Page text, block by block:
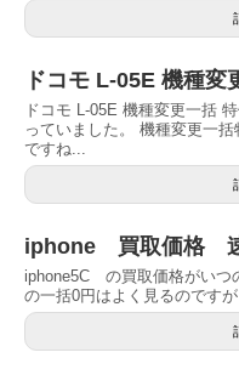
ドコモ L-05E 機種変
ドコモ L-05E 機種変更一括
っていました。 機種変更一
ですね...
iphone 買取価格
iphone5C の買取価格がいつ
の一括0円はよく見るのです